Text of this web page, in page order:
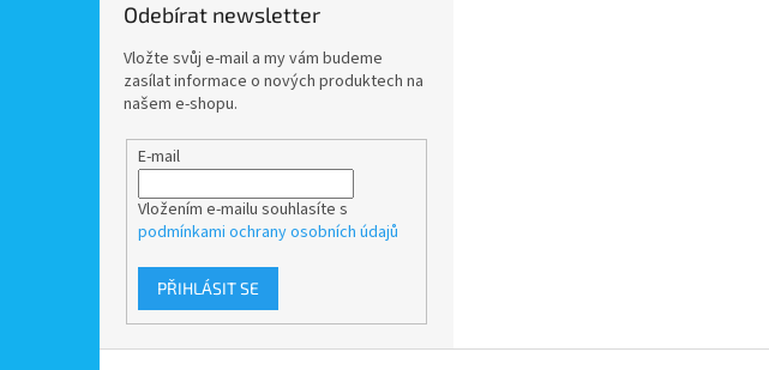
Odebírat newsletter
Vložte svůj e-mail a my vám budeme
zasílat informace o nových produktech na
našem e-shopu.
E-mail
Vložením e-mailu souhlasíte s
podmínkami ochrany osobních údajů
PŘIHLÁSIT SE